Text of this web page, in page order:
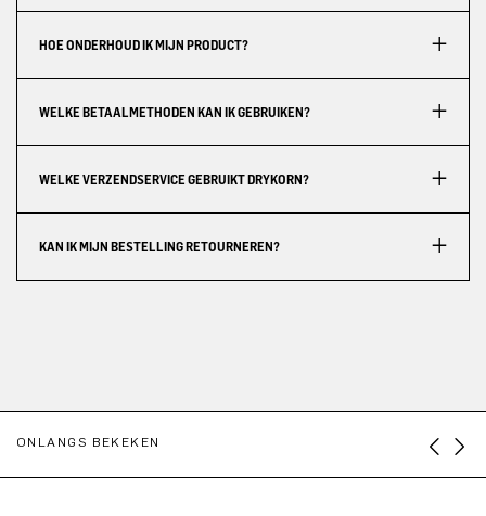
HOE ONDERHOUD IK MIJN PRODUCT?
WELKE BETAALMETHODEN KAN IK GEBRUIKEN?
WELKE VERZENDSERVICE GEBRUIKT DRYKORN?
KAN IK MIJN BESTELLING RETOURNEREN?
ONLANGS BEKEKEN